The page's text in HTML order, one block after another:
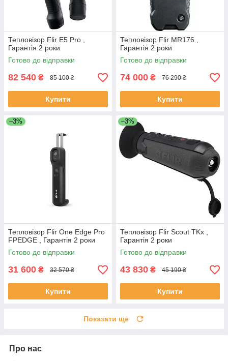
Тепловізор Flir E5 Pro ,
Гарантія 2 роки
Готово до відправки
82 540 ₴ 85 100 ₴
Купити
Тепловізор Flir MR176 ,
Гарантія 2 роки
Готово до відправки
74 000 ₴ 76 290 ₴
Купити
–3%
Тепловізор Flir One Edge Pro
FPEDGE , Гарантія 2 роки
Готово до відправки
31 600 ₴ 32 570 ₴
Купити
–3%
Тепловізор Flir Scout TKx ,
Гарантія 2 роки
Готово до відправки
43 830 ₴ 45 190 ₴
Купити
Показати ще
Про нас